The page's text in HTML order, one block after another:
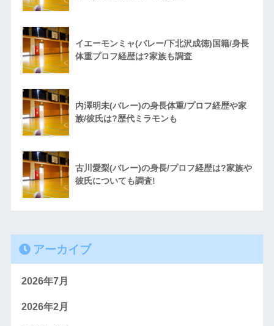
イエーモンミャ(バレー/下北沢成徳)国籍/身長
体重プロフ経歴は?家族も調査
内澤明未(バレー)の身長体重/プロフ経歴や家
族/彼氏は?歴代ミラモンも
古川愛梨(バレー)の身長/プロフ経歴は?家族や
彼氏についても調査!
アーカイブ
2026年7月
2026年2月